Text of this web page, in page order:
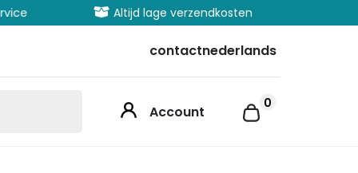
Altijd lage verzendkosten
contactnederlands
Account 0